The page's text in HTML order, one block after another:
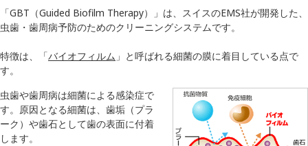
「GBT（Guided Biofilm Therapy）」は、スイスのEMS社が開発した、
虫歯・歯周病予防のためのクリーニングシステムです。
特徴は、「バイオフィルム 」と呼ばれる細菌の膜に着目している点で
す。
虫歯や歯周病は細菌による感染症で
す。原因となる細菌は、歯垢（プラ
ーク）や歯石として歯の表面に付着
します。